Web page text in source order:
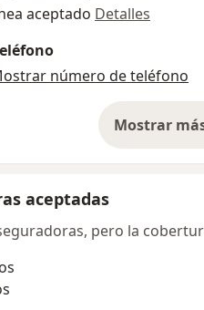
aceptado Detalles
número de teléfono
Mostrar
aceptadas
pero la